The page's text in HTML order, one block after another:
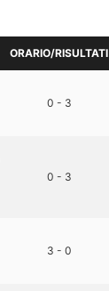
ORARIO/RISULTATI
0 - 3
0 - 3
3 - 0